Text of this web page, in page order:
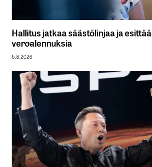
Hallitus jatkaa säästölinjaa ja esittää
veroalennuksia
5.8.2026